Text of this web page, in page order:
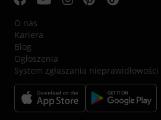
O nas
Kariera
Blog
Ogłoszenia
System zgłaszania nieprawidłowości